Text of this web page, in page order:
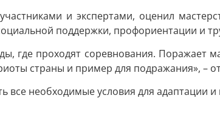
и экспертами, оценил
поддержки, профориентации и
где проходят соревнования. Поражает
страны и пример для подражания», –
все необходимые условия для адаптации